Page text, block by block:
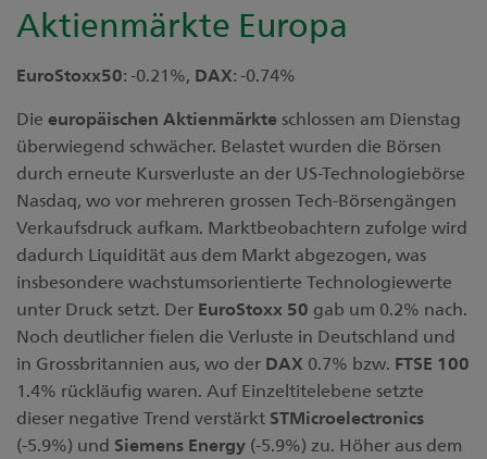
Aktienmärkte Europa
EuroStoxx50: -0.21%, DAX: -0.74%
Die europäischen Aktienmärkteschlossen am Dienstag
überwiegend schwächer. Belastet wurden die Börsen
durch erneute Kursverluste an der US-Technologiebörse
Nasdaq, wo vor mehreren grossen Tech-Börsengängen
Verkaufsdruck aufkam. Marktbeobachtern zufolge wird
dadurch Liquidität aus dem Markt abgezogen, was
insbesondere wachstumsorientierte Technologiewerte
unter Druck setzt. Der EuroStoxx 50 gab um 0.2% nach.
Noch deutlicher fielen die Verluste in Deutschland und
in Grossbritannien aus, wo der DAX 0.7% bzw. FTSE 100
1.4% rückläufig waren. Auf Einzeltitelebene setzte
dieser negative Trend verstärkt STMicroelectronics
(-5.9%) und Siemens Energy (-5.9%) zu. Höher aus dem